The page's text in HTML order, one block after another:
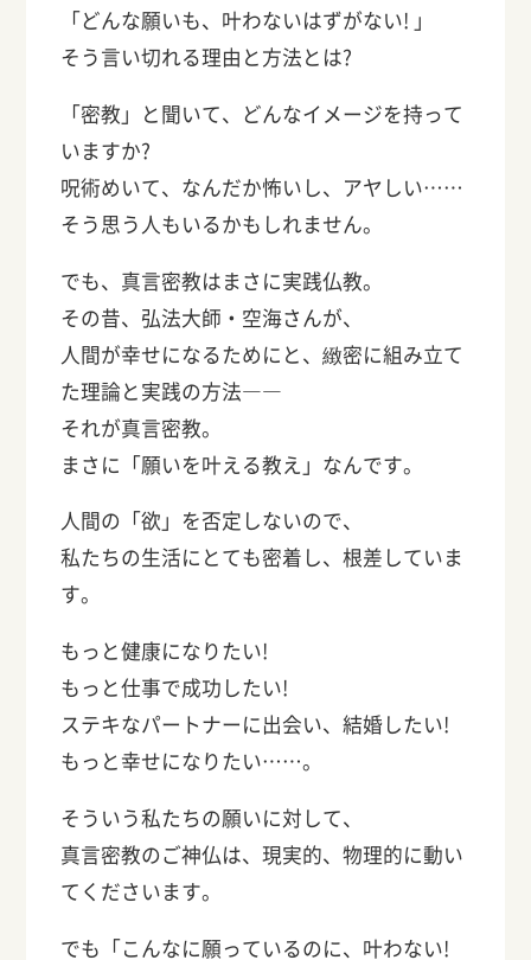
「どんな願いも、叶わないはずがない! 」
そう言い切れる理由と方法とは?
「密教」と聞いて、どんなイメージを持って
いますか?
呪術めいて、なんだか怖いし、アヤしい……
そう思う人もいるかもしれません。
でも、真言密教はまさに実践仏教。
その昔、弘法大師・空海さんが、
人間が幸せになるためにと、緻密に組み立て
た理論と実践の方法――
それが真言密教。
まさに「願いを叶える教え」なんです。
人間の「欲」を否定しないので、
私たちの生活にとても密着し、根差していま
す。
もっと健康になりたい!
もっと仕事で成功したい!
ステキなパートナーに出会い、結婚したい!
もっと幸せになりたい……。
そういう私たちの願いに対して、
真言密教のご神仏は、現実的、物理的に動い
てくださいます。
でも「こんなに願っているのに、叶わない!